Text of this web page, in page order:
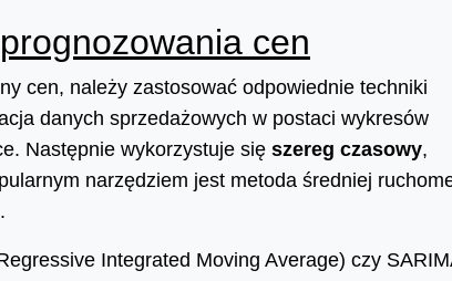
cen
cen, należy zastosować odpowiednie techniki
danych sprzedażowych w postaci wykresów
Następnie wykorzystuje się szereg czasowy,
narzędziem jest metoda średniej
Integrated Moving Average) czy